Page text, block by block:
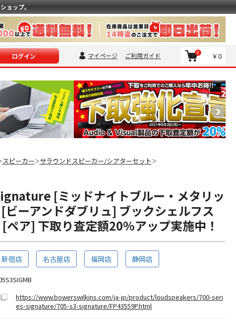
ョップ。
ログイン マイページ ご利用ガイド ￥0
0
スピーカー＞サラウンドスピーカー/シアターセット ＞
[ミッドナイトブルー・メタリッ
ビーアンドダブリュ] ブックシェルフス
[ペア] 下取り査定額20%アップ実施中！
新宿店 名古屋店 福岡店 静岡店
https://www.bowerswilkins.com/ja-jp/product/loudspeakers/700-seri
es-signature/705-s3-signature/FP43559P.html